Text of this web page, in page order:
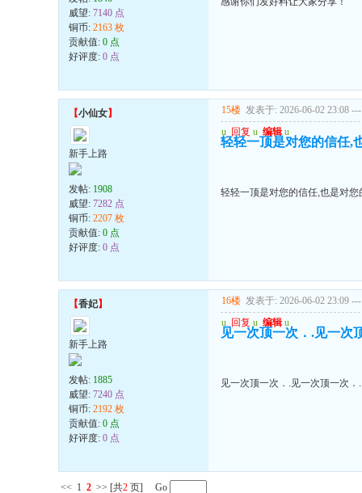
威望: 7140 点
铜币: 2163 枚
贡献值: 0 点
好评度: 0 点
【小仙女】
新手上路
发帖: 1908
威望: 7282 点
铜币: 2207 枚
贡献值: 0 点
好评度: 0 点
15楼 发表于: 2026-06-02 23:08 ---
u 回复 u 编辑 u
轻轻一顶是对您的信任,
轻轻一顶是对您的信任,也是对您
【香妃】
新手上路
发帖: 1885
威望: 7240 点
铜币: 2192 枚
贡献值: 0 点
好评度: 0 点
16楼 发表于: 2026-06-02 23:09 ---
u 回复 u 编辑 u
见一次顶一次．.见一次
见一次顶一次．.见一次顶一次．.
<< 1 2 >> [共2 页] Go